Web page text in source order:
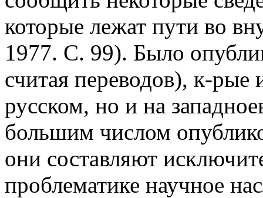
которые лежат пути во
1977. С. 99). Было
считая переводов), к-рые
русском, но и на
большим числом
они составляют
проблематике научное